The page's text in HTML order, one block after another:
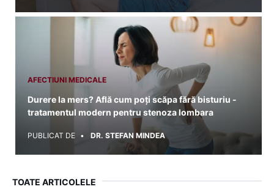
AFECTIUNI MEDICALE
Durere la mers? Află cum poți scăpa fără bisturiu -
tratamentul modern pentru stenoza lombara
PUBLICAT DE DR. STEFAN MINDEA
TOATE ARTICOLELE